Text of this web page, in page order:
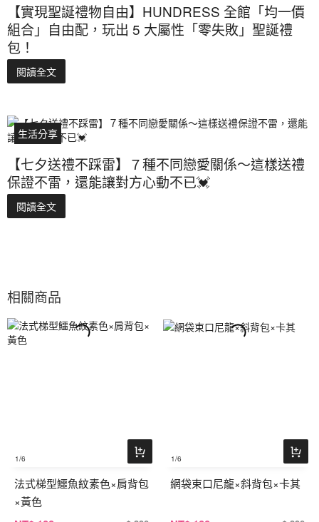
【實現聖誕禮物自由】HUNDRESS 全館「均一價
組合」自由配，玩出 5 大屬性「零失敗」聖誕禮
包！
閱讀全文
生活分享
【七夕送禮不踩雷】７種不同戀愛關係～這樣送禮
保證不雷，還能讓對方心動不已💓
閱讀全文
相關商品
1/6
法式梯型鱷魚紋素色×肩背包
×黃色
1/6
網袋束口尼龍×斜背包×卡其